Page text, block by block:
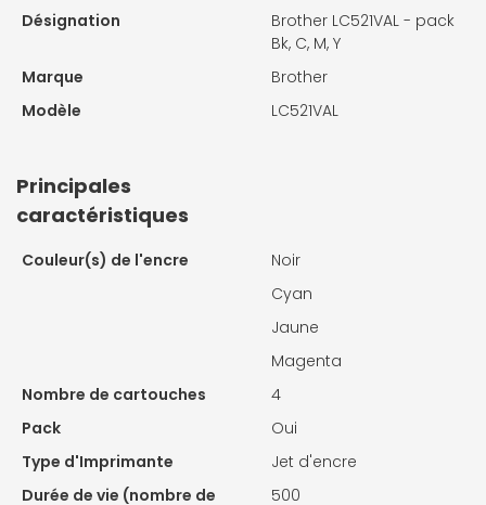
Désignation
Brother LC521VAL - pack
Bk, C, M, Y
Marque
Brother
Modèle
LC521VAL
Principales
caractéristiques
Couleur(s) de l'encre
Noir
Cyan
Jaune
Magenta
Nombre de cartouches
4
Pack
Oui
Type d'Imprimante
Jet d'encre
Durée de vie (nombre de
500